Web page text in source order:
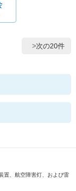
次の20件
置、航空障害灯、および雷